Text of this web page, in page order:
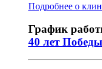
Подробнее о
График
40 лет Победы